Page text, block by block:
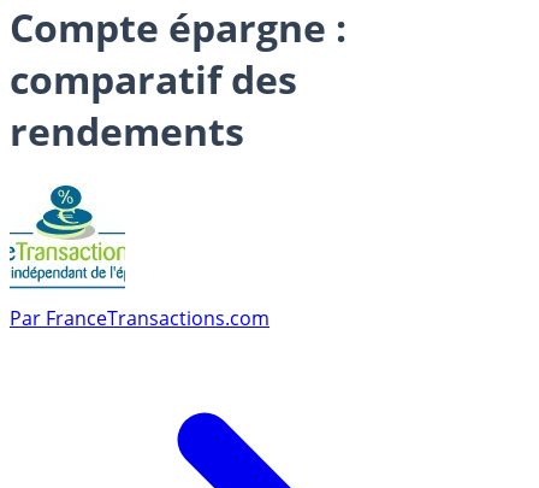
Compte épargne :
comparatif des
rendements
Par FranceTransactions.com